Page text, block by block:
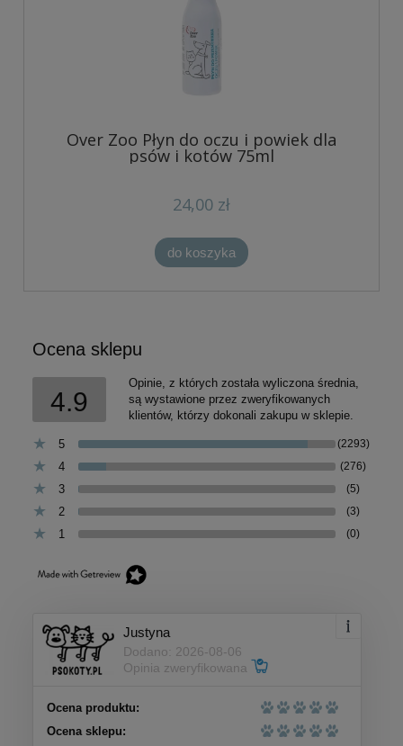
Over Zoo Płyn do oczu i powiek dla
psów i kotów 75ml
24,00 zł
do koszyka
Ocena sklepu
4.9
Opinie, z których została wyliczona średnia,
są wystawione przez zweryfikowanych
klientów, którzy dokonali zakupu w sklepie.
5 (2293)
4 (276)
3 (5)
2 (3)
1 (0)
Justyna
Dodano: 2026-08-06
Opinia zweryfikowana
Ocena produktu:
Ocena sklepu: